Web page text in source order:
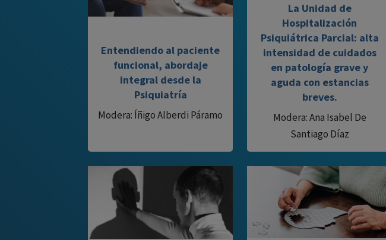
Entendiendo al paciente
funcional, abordaje
integral desde la
Psiquiatría
Modera: Íñigo Alberdi Páramo
La Unidad de
Hospitalización
Psiquiátrica Parcial: alta
intensidad de cuidados
en patología grave y
aguda con estancias
breves.
Modera: Ana Isabel De
Santiago Díaz